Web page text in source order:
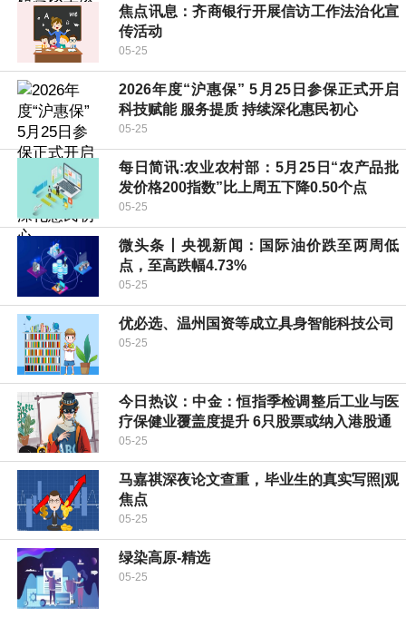
焦点讯息：齐商银行开展信访工作法治化宣
传活动
05-25
2026年度“沪惠保” 5月25日参保正式开启
科技赋能 服务提质 持续深化惠民初心
05-25
每日简讯:农业农村部：5月25日“农产品批
发价格200指数”比上周五下降0.50个点
05-25
微头条丨央视新闻：国际油价跌至两周低
点，至高跌幅4.73%
05-25
优必选、温州国资等成立具身智能科技公司
05-25
今日热议：中金：恒指季检调整后工业与医
疗保健业覆盖度提升 6只股票或纳入港股通
05-25
马嘉祺深夜论文查重，毕业生的真实写照|观
焦点
05-25
绿染高原-精选
05-25